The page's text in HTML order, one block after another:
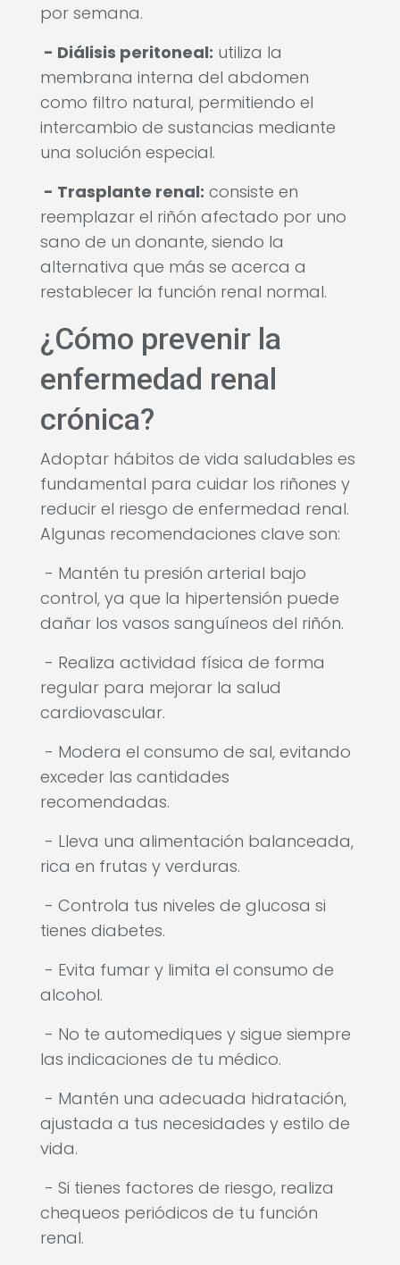
por semana.
- Diálisis peritoneal: utiliza la
membrana interna del abdomen
como filtro natural, permitiendo el
intercambio de sustancias mediante
una solución especial.
- Trasplante renal: consiste en
reemplazar el riñón afectado por uno
sano de un donante, siendo la
alternativa que más se acerca a
restablecer la función renal normal.
¿Cómo prevenir la
enfermedad renal
crónica?
Adoptar hábitos de vida saludables es
fundamental para cuidar los riñones y
reducir el riesgo de enfermedad renal.
Algunas recomendaciones clave son:
- Mantén tu presión arterial bajo
control, ya que la hipertensión puede
dañar los vasos sanguíneos del riñón.
- Realiza actividad física de forma
regular para mejorar la salud
cardiovascular.
- Modera el consumo de sal, evitando
exceder las cantidades
recomendadas.
- Lleva una alimentación balanceada,
rica en frutas y verduras.
- Controla tus niveles de glucosa si
tienes diabetes.
- Evita fumar y limita el consumo de
alcohol.
- No te automediques y sigue siempre
las indicaciones de tu médico.
- Mantén una adecuada hidratación,
ajustada a tus necesidades y estilo de
vida.
- Si tienes factores de riesgo, realiza
chequeos periódicos de tu función
renal.